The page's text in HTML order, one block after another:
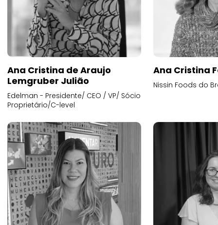
Ana Cristina de Araujo
Lemgruber Julião
Edelman - Presidente/ CEO / VP/ Sócio
Proprietário/C-level
Ana Cristina
Nissin Foods do